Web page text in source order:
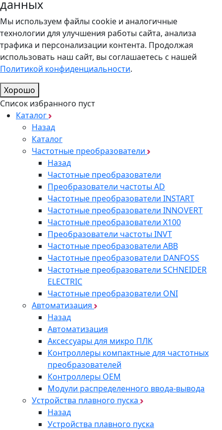
данных
Мы используем файлы cookie и аналогичные
технологии для улучшения работы сайта, анализа
трафика и персонализации контента. Продолжая
использовать наш сайт, вы соглашаетесь с нашей
Политикой конфиденциальности.
Хорошо
Список избранного пуст
Каталог
Назад
Каталог
Частотные преобразователи
Назад
Частотные преобразователи
Преобразователи частоты AD
Частотные преобразователи INSTART
Частотные преобразователи INNOVERT
Частотные преобразователи Х100
Преобразователи частоты INVT
Частотные преобразователи ABB
Частотные преобразователи DANFOSS
Частотные преобразователи SCHNEIDER
ELECTRIC
Частотные преобразователи ONI
Автоматизация
Назад
Автоматизация
Аксессуары для микро ПЛК
Контроллеры компактные для частотных
преобразователей
Контроллеры ОЕМ
Модули распределенного ввода-вывода
Устройства плавного пуска
Назад
Устройства плавного пуска